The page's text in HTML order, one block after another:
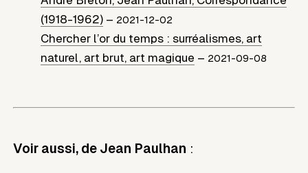
(1918-1962) – 2021-12-02
Chercher l’or du temps : surréalismes, art
naturel, art brut, art magique – 2021-09-08
Voir aussi, de Jean Paulhan :